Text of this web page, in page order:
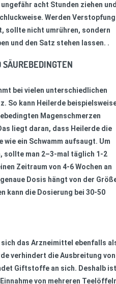
acht Stunden ziehen
Werden Verstopfung
sollte nicht umrühren, sondern
und den Satz stehen lassen. .
bei vielen unterschiedlichen
So kann Heilerde
Magenschmerzen
liegt daran, dass Heilerde die
ein Schwamm aufsaugt. Um
sollte man 2–3-mal täglich 1-2
Zeitraum von 4-6 Wochen an
Dosis hängt von der
kann die Dosierung bei 30-50
das Arzneimittel ebenfalls
verhindert die Ausbreitung von
Giftstoffe an sich. Deshalb ist
von mehreren